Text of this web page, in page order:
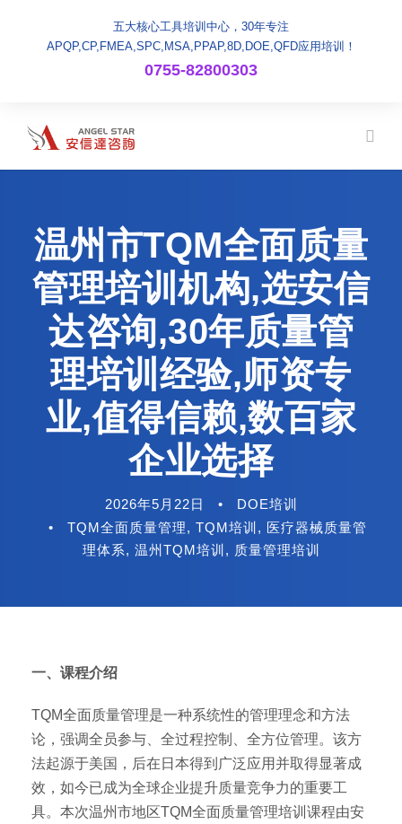
五大核心工具培训中心，30年专注
APQP,CP,FMEA,SPC,MSA,PPAP,8D,DOE,QFD应用培训！
0755-82800303
温州市TQM全面质量
管理培训机构,选安信
达咨询,30年质量管
理培训经验,师资专
业,值得信赖,数百家
企业选择
2026年5月22日 •
DOE培训
•
TQM全面质量管理, TQM培训 , 医疗器械质量管
理体系, 温州TQM培训 , 质量管理培训
一、课程介绍
TQM全面质量管理是一种系统性的管理理念和方法
论，强调全员参与、全过程控制、全方位管理。该方
法起源于美国，后在日本得到广泛应用并取得显著成
效，如今已成为全球企业提升质量竞争力的重要工
具。本次温州市地区TQM全面质量管理培训课程由安